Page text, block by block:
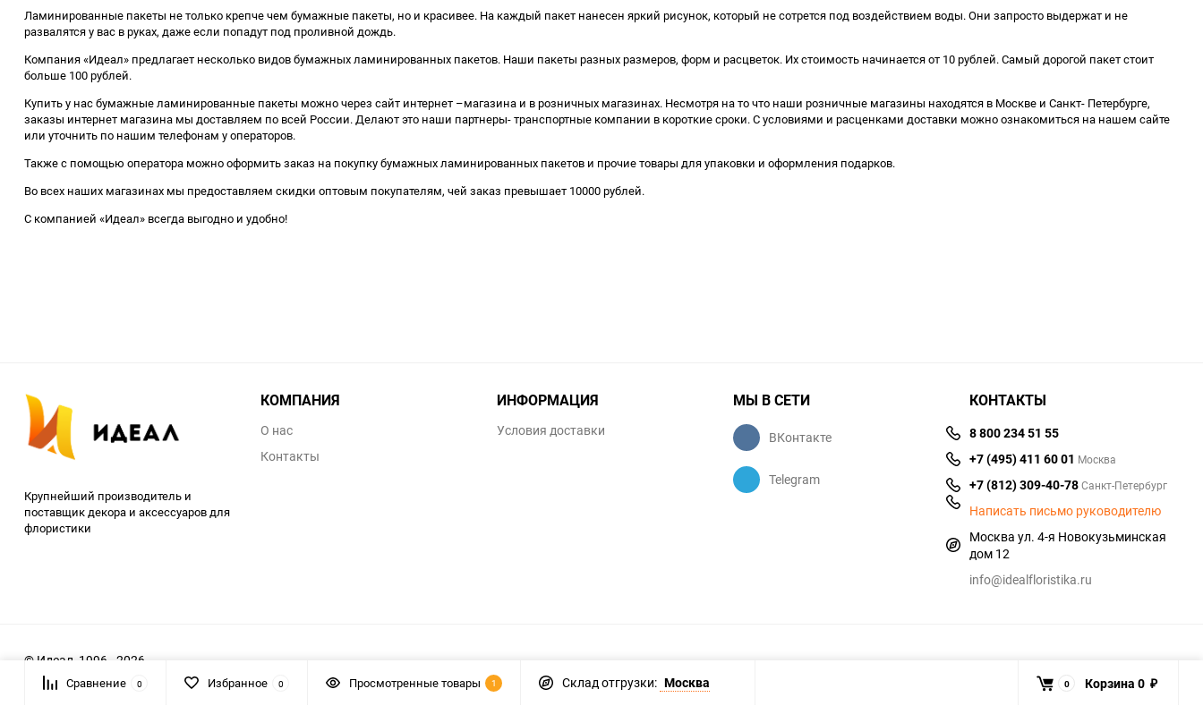
60
Ламинированные пакеты не только крепче чем бумажные пакеты, но и красивее. На каждый пакет нанесен яркий рисунок, который не сотрется под воздействием воды. Они запросто выдержат и не
развалятся у вас в руках, даже если попадут под проливной дождь.
Компания «Идеал» предлагает несколько видов бумажных ламинированных пакетов. Наши пакеты разных размеров, форм и расцветок. Их стоимость начинается от 10 рублей. Самый дорогой пакет стоит
больше 100 рублей.
Купить у нас бумажные ламинированные пакеты можно через сайт интернет –магазина и в розничных магазинах. Несмотря на то что наши розничные магазины находятся в Москве и Санкт- Петербурге,
заказы интернет магазина мы доставляем по всей России. Делают это наши партнеры- транспортные компании в короткие сроки. С условиями и расценками доставки можно ознакомиться на нашем сайте
или уточнить по нашим телефонам у операторов.
Также с помощью оператора можно оформить заказ на покупку бумажных ламинированных пакетов и прочие товары для упаковки и оформления подарков.
Во всех наших магазинах мы предоставляем скидки оптовым покупателям, чей заказ превышает 10000 рублей.
С компанией «Идеал» всегда выгодно и удобно!
Крупнейший производитель и
поставщик декора и аксессуаров для
флористики
КОМПАНИЯ
О нас
Контакты
ИНФОРМАЦИЯ
Условия доставки
МЫ В СЕТИ
ВКонтакте
Telegram
КОНТАКТЫ
8 800 234 51 55
+7 (495) 411 60 01 Москва
+7 (812) 309-40-78Санкт-Петербург
Написать письмо руководителю
Москва ул. 4-я Новокузьминская
дом 12
info@idealfloristika.ru
© Идеал, 1996 - 2026
Сравнение 0 Избранное 0 Просмотренные товары 1 Склад отгрузки: Москва 0 Корзина 0 ₽